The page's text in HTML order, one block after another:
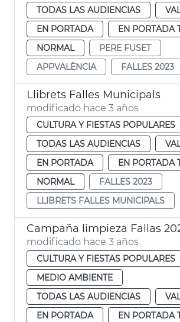
TODAS LAS AUDIENCIAS
EN PORTADA
EN PORTADA
NORMAL
PERE FUSET
APPVALÈNCIA
FALLES 2023
Llibrets Falles Municipals
modificado hace 3 años
CULTURA Y FIESTAS POPULARES
TODAS LAS AUDIENCIAS
EN PORTADA
EN PORTADA
NORMAL
FALLES 2023
LLIBRETS FALLES MUNICIPALS
Campaña limpieza Fallas
modificado hace 3 años
CULTURA Y FIESTAS POPULARES
MEDIO AMBIENTE
TODAS LAS AUDIENCIAS
EN PORTADA
EN PORTADA